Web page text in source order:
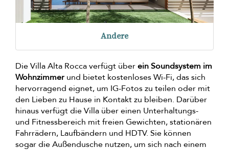
Andere
Die Villa Alta Rocca verfügt überein Soundsystem im
Wohnzimmer und bietet kostenloses Wi-Fi, das sich
hervorragend eignet, um IG-Fotos zu teilen oder mit
den Lieben zu Hause in Kontakt zu bleiben. Darüber
hinaus verfügt die Villa über einen Unterhaltungs-
und Fitnessbereich mit freien Gewichten, stationären
Fahrrädern, Laufbändern und HDTV. Sie können
sogar die Außendusche nutzen, um sich nach einem